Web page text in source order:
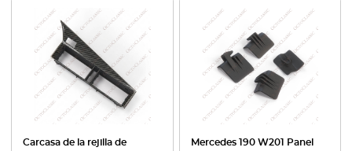
Carcasa de la rejilla de
Mercedes 190 W201 Panel